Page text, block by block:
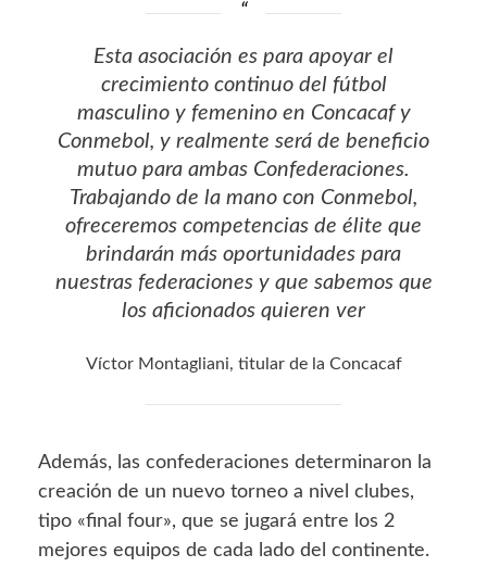
Esta asociación es para apoyar el
crecimiento continuo del fútbol
masculino y femenino en Concacaf y
Conmebol, y realmente será de beneficio
mutuo para ambas Confederaciones.
Trabajando de la mano con Conmebol,
ofreceremos competencias de élite que
brindarán más oportunidades para
nuestras federaciones y que sabemos que
los aficionados quieren ver
Víctor Montagliani, titular de la Concacaf
Además, las confederaciones determinaron la
creación de un nuevo torneo a nivel clubes,
tipo «final four», que se jugará entre los 2
mejores equipos de cada lado del continente.